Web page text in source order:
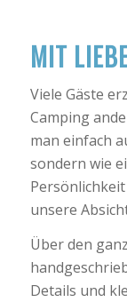
MIT
Viele Gäste
Camping
man einfach
sondern wie
unsere
Über den
Details und